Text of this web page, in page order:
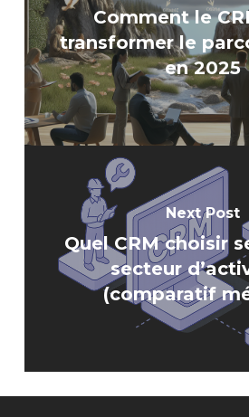
Comment le
transformer le
en 2025
Next Post
Quel CRM choisir
secteur
(comparatif